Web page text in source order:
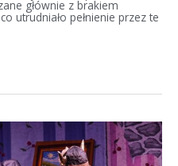
głównie z brakiem
utrudniało pełnienie przez te